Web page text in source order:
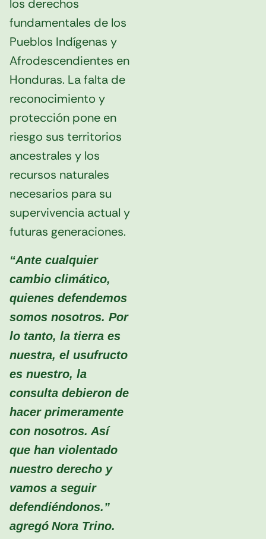
los derechos
fundamentales de los
Pueblos Indígenas y
Afrodescendientes en
Honduras. La falta de
reconocimiento y
protección pone en
riesgo sus territorios
ancestrales y los
recursos naturales
necesarios para su
supervivencia actual y
futuras generaciones.
“Ante cualquier
cambio climático,
quienes defendemos
somos nosotros. Por
lo tanto, la tierra es
nuestra, el usufructo
es nuestro, la
consulta debieron de
hacer primeramente
con nosotros. Así
que han violentado
nuestro derecho y
vamos a seguir
defendiéndonos.”
agregó Nora Trino.